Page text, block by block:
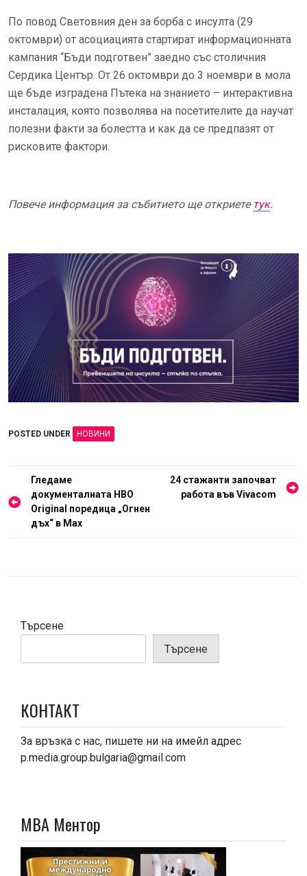
По повод Световния ден за борба с инсулта (29
октомври) от асоциацията стартират информационната
кампания “Бъди подготвен” заедно със столичния
Сердика Център. От 26 октомври до 3 ноември в мола
ще бъде изградена Пътека на знанието – интерактивна
инсталация, която позволява на посетителите да научат
полезни факти за болестта и как да се предпазят от
рисковите фактори.
Повече информация за събитието ще откриете тук.
POSTED UNDER НОВИНИ
Навигация
Гледаме
документалната HBO
Original поредица „Огнен
дъх“ в Max
24 стажанти започват
работа във Vivacom
Търсене
Търсене
КОНТАКТ
За връзка с нас, пишете ни на имейл адрес
p.media.group.bulgaria@gmail.com
МВА Ментор